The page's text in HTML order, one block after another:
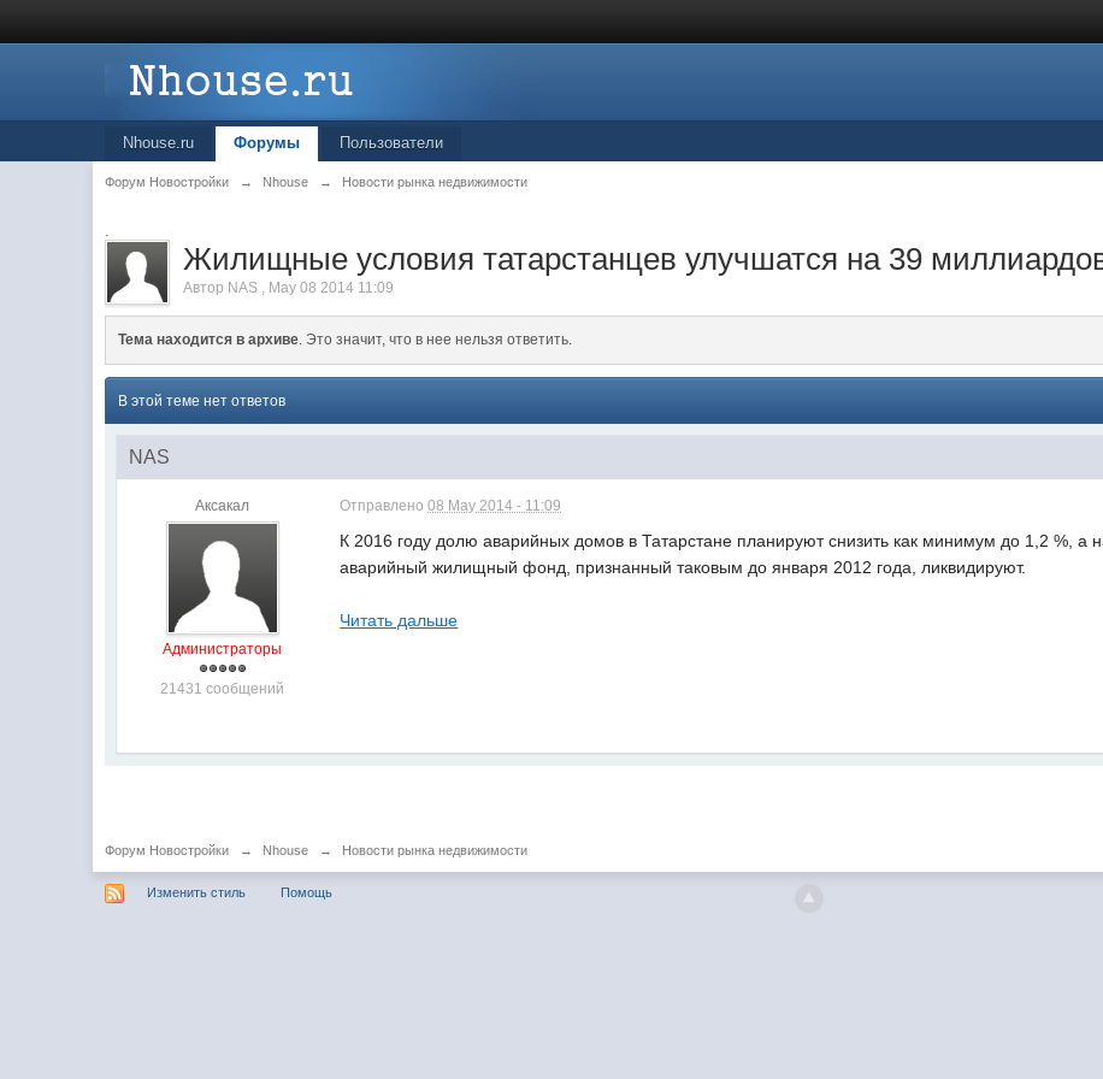
Nhouse.ru Форумы Пользователи
Форум Новостройки → Nhouse → Новости рынка недвижимости
.
Жилищные условия татарстанцев улучшатся на 39
Автор NAS , May 08 2014 11:09
Тема находится в архиве. Это значит, что в нее нельзя ответить.
В этой теме нет ответов
NAS
Аксакал
Администраторы
21431 сообщений
Отправлено08 May 2014 - 11:09
К 2016 году долю аварийных домов в Татарстане планируют снизить как минимум до 1,2 %, а
аварийный жилищный фонд, признанный таковым до января 2012 года, ликвидируют.
Читать дальше
Форум Новостройки → Nhouse → Новости рынка недвижимости
Изменить стиль Помощь